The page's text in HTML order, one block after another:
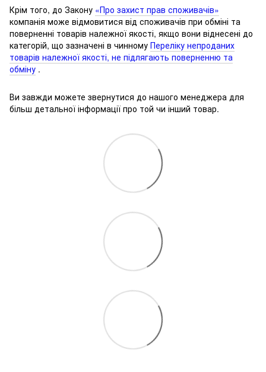
Крім того, до Закону «Про захист прав споживачів»
компанія може відмовитися від споживачів при обміні та
поверненні товарів належної якості, якщо вони віднесені до
категорій, що зазначені в чинному Переліку непроданих
товарів належної якості, не підлягають поверненню та
обміну .
Ви завжди можете звернутися до нашого менеджера для
більш детальної інформації про той чи інший товар.